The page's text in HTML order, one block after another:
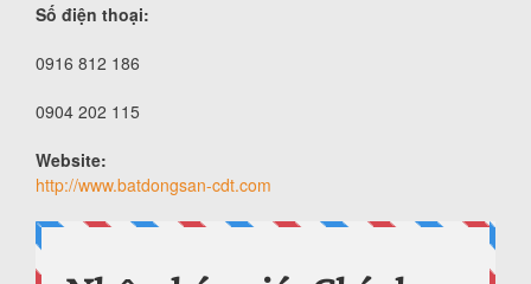
Số điện thoại:
0916 812 186
0904 202 115
Website:
http://www.batdongsan-cdt.com